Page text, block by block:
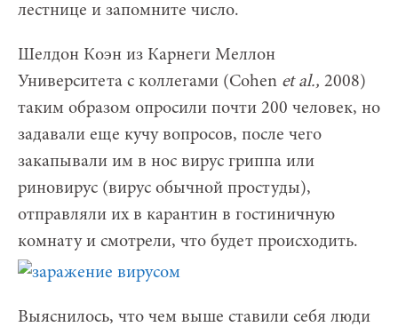
лестнице и запомните число.
Шелдон Коэн из Карнеги Меллон
Университета с коллегами (Cohen et al., 2008)
таким образом опросили почти 200 человек, но
задавали еще кучу вопросов, после чего
закапывали им в нос вирус гриппа или
риновирус (вирус обычной простуды),
отправляли их в карантин в гостиничную
комнату и смотрели, что будет происходить.
Выяснилось, что чем выше ставили себя люди